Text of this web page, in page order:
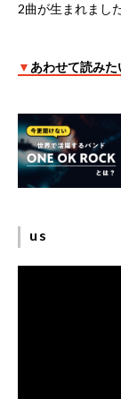
2曲が生まれました
▼ あわせて読みた
us